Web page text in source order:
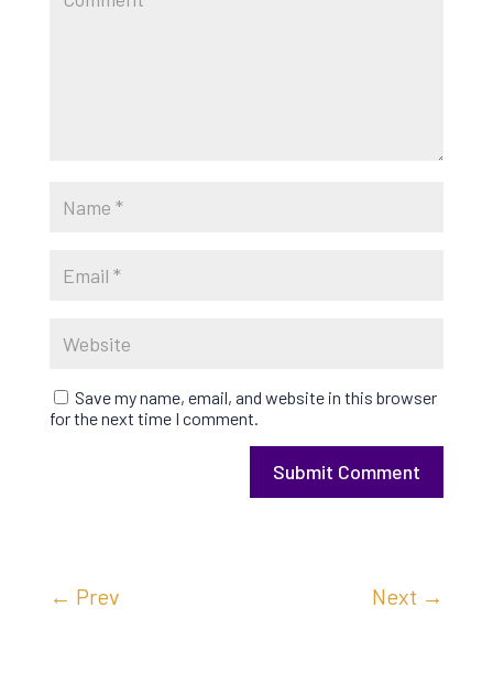
Save my name, email, and website in this browser
for the next time I comment.
Submit Comment
← Prev Next →